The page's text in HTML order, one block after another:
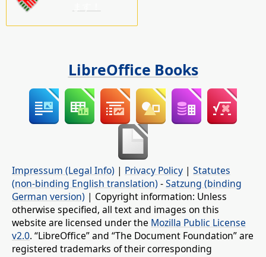
LibreOffice Books
Impressum (Legal Info) | Privacy Policy | Statutes
(non-binding English translation) -Satzung (binding
German version) | Copyright information: Unless
otherwise specified, all text and images on this
website are licensed under the Mozilla Public License
v2.0. “LibreOffice” and “The Document Foundation” are
registered trademarks of their corresponding